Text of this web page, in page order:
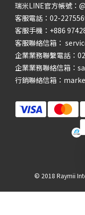
瑞米LINE官方帳號：
客服電話：02-
客服手機：+886
客服聯絡信箱：
企業業務聯繫電話：
企業業務聯絡信箱：
行銷聯絡信箱：
© 2018 Raymii